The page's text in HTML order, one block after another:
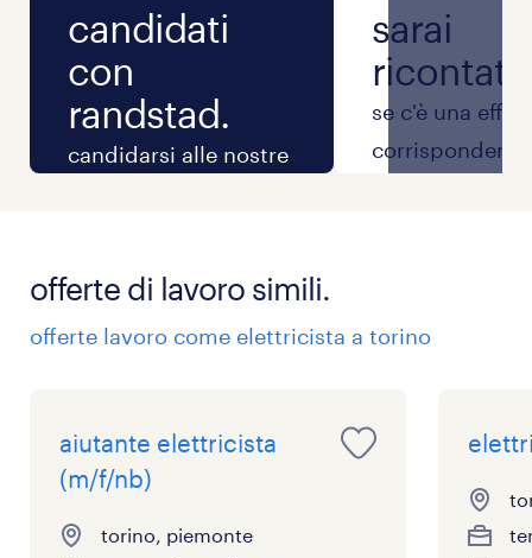
candidati
con
randstad.
candidarsi alle nostre
candidatura, la
verificheremo per
l'azienda.
sarai
se c'è una
informazioni e
offerte di lavoro simili.
offerte lavoro come elettricista a torino
aiutante elettricista
(m/f/nb)
torino, piemonte